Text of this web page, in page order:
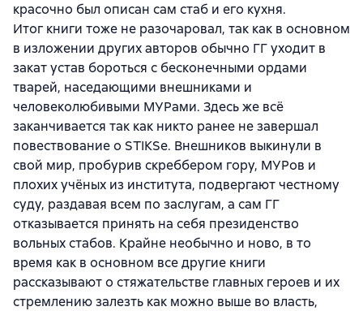
красочно был описан сам стаб и его кухня.
Итог книги тоже не разочаровал, так как в основном
в изложении других авторов обычно ГГ уходит в
закат устав бороться с бесконечными ордами
тварей, наседающими внешниками и
человеколюбивыми МУРами. Здесь же всё
заканчивается так как никто ранее не завершал
повествование о STIKSе. Внешников выкинули в
свой мир, пробурив скреббером гору, МУРов и
плохих учёных из института, подвергают честному
суду, раздавая всем по заслугам, а сам ГГ
отказывается принять на себя президенство
вольных стабов. Крайне необычно и ново, в то
время как в основном все другие книги
рассказывают о стяжательстве главных героев и их
стремлению залезть как можно выше во власть,